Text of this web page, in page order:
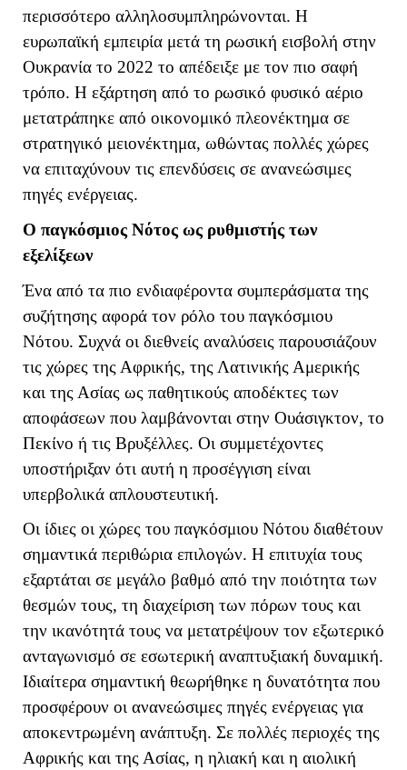
περισσότερο αλληλοσυμπληρώνονται. Η
ευρωπαϊκή εμπειρία μετά τη ρωσική εισβολή στην
Ουκρανία το 2022 το απέδειξε με τον πιο σαφή
τρόπο. Η εξάρτηση από το ρωσικό φυσικό αέριο
μετατράπηκε από οικονομικό πλεονέκτημα σε
στρατηγικό μειονέκτημα, ωθώντας πολλές χώρες
να επιταχύνουν τις επενδύσεις σε ανανεώσιμες
πηγές ενέργειας.
Ο παγκόσμιος Νότος ως ρυθμιστής των
εξελίξεων
Ένα από τα πιο ενδιαφέροντα συμπεράσματα της
συζήτησης αφορά τον ρόλο του παγκόσμιου
Νότου. Συχνά οι διεθνείς αναλύσεις παρουσιάζουν
τις χώρες της Αφρικής, της Λατινικής Αμερικής
και της Ασίας ως παθητικούς αποδέκτες των
αποφάσεων που λαμβάνονται στην Ουάσιγκτον, το
Πεκίνο ή τις Βρυξέλλες. Οι συμμετέχοντες
υποστήριξαν ότι αυτή η προσέγγιση είναι
υπερβολικά απλουστευτική.
Οι ίδιες οι χώρες του παγκόσμιου Νότου διαθέτουν
σημαντικά περιθώρια επιλογών. Η επιτυχία τους
εξαρτάται σε μεγάλο βαθμό από την ποιότητα των
θεσμών τους, τη διαχείριση των πόρων τους και
την ικανότητά τους να μετατρέψουν τον εξωτερικό
ανταγωνισμό σε εσωτερική αναπτυξιακή δυναμική.
Ιδιαίτερα σημαντική θεωρήθηκε η δυνατότητα που
προσφέρουν οι ανανεώσιμες πηγές ενέργειας για
αποκεντρωμένη ανάπτυξη. Σε πολλές περιοχές της
Αφρικής και της Ασίας, η ηλιακή και η αιολική